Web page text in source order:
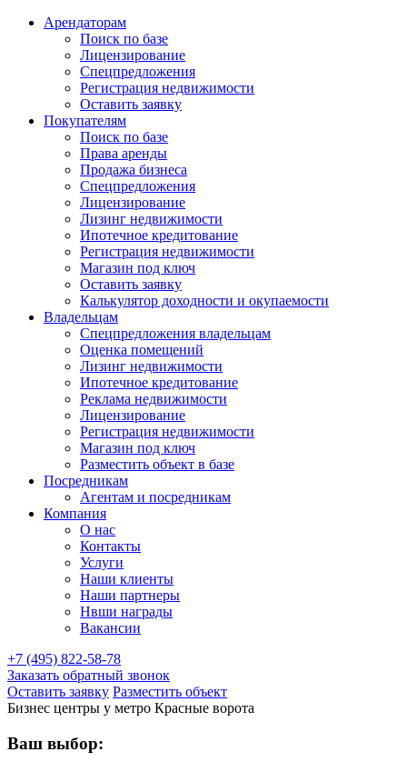
Арендаторам
Поиск по базе
Лицензирование
Спецпредложения
Регистрация недвижимости
Оставить заявку
Покупателям
Поиск по базе
Права аренды
Продажа бизнеса
Спецпредложения
Лицензирование
Лизинг недвижимости
Ипотечное кредитование
Регистрация недвижимости
Магазин под ключ
Оставить заявку
Калькулятор доходности и окупаемости
Владельцам
Спецпредложения владельцам
Оценка помещений
Лизинг недвижимости
Ипотечное кредитование
Реклама недвижимости
Лицензирование
Регистрация недвижимости
Магазин под ключ
Разместить объект в базе
Посредникам
Агентам и посредникам
Компания
О нас
Контакты
Услуги
Наши клиенты
Наши партнеры
Нвши награды
Вакансии
+7 (495) 822-58-78
Заказать обратный звонок
Оставить заявку Разместить объект
Бизнес центры у метро Красные ворота
Ваш выбор: